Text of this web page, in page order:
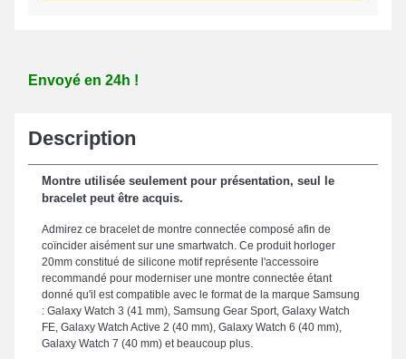
Envoyé en 24h !
Description
Montre utilisée seulement pour présentation, seul le
bracelet peut être acquis.
Admirez ce bracelet de montre connectée composé afin de
coïncider aisément sur une smartwatch. Ce produit horloger
20mm constitué de silicone motif représente l'accessoire
recommandé pour moderniser une montre connectée étant
donné qu'il est compatible avec le format de la marque Samsung
: Galaxy Watch 3 (41 mm), Samsung Gear Sport, Galaxy Watch
FE, Galaxy Watch Active 2 (40 mm), Galaxy Watch 6 (40 mm),
Galaxy Watch 7 (40 mm) et beaucoup plus.